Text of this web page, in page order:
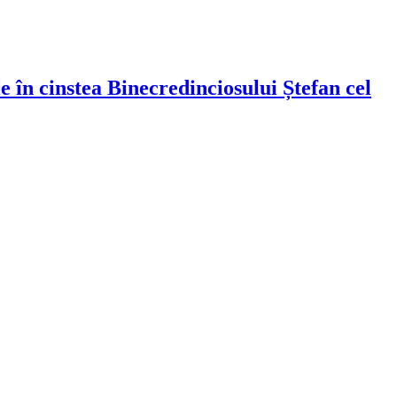
cinstea Binecredinciosului Ștefan cel